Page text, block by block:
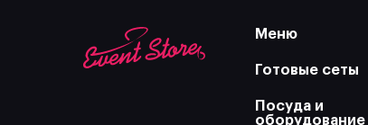
Меню
Готовые сеты
Посуда и
оборудование